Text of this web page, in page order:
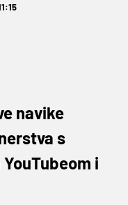
navike
s
i